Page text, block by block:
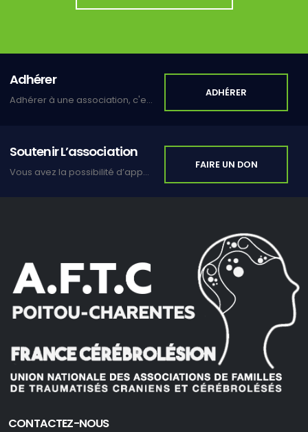
Adhérer
Adhérer à une association, c'est s'inscrire dans un lien de solidarité et de partage.
ADHÉRER
Soutenir L’association
Vous avez la possibilité d’apporter votre soutien en faisant un don.
FAIRE UN DON
CONTACTEZ-NOUS